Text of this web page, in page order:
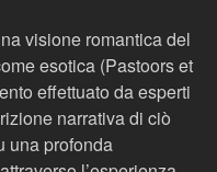
visione romantica del
esotica (Pastoors et
effettuato da esperti
narrativa di ciò
una profonda